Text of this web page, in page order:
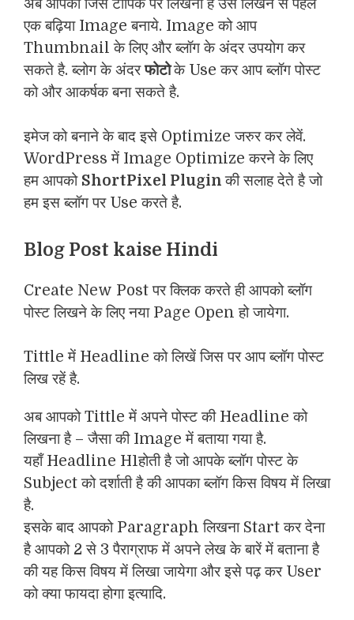
अब आपको जिस टॉपिक पर लिखना है उसे लिखने से पहले
एक बढ़िया Image बनाये. Image को आप
Thumbnail के लिए और ब्लॉग के अंदर उपयोग कर
सकते है. ब्लोग के अंदरफोटोके Use कर आप ब्लॉग पोस्ट
को और आकर्षक बना सकते है.
इमेज को बनाने के बाद इसे Optimize जरुर कर लेवें.
WordPress में Image Optimize करने के लिए
हम आपको ShortPixel Pluginकी सलाह देते है जो
हम इस ब्लॉग पर Use करते है.
Blog Post kaise Hindi
Create New Post पर क्लिक करते ही आपको ब्लॉग
पोस्ट लिखने के लिए नया Page Open हो जायेगा.
Tittle में Headline को लिखें जिस पर आप ब्लॉग पोस्ट
लिख रहें है.
अब आपको Tittle में अपने पोस्ट की Headline को
लिखना है – जैसा की Image में बताया गया है.
यहाँ Headline H1होती है जो आपके ब्लॉग पोस्ट के
Subject को दर्शाती है की आपका ब्लॉग किस विषय में लिखा
है.
इसके बाद आपको Paragraph लिखना Start कर देना
है आपको 2 से 3 पैराग्राफ में अपने लेख के बारें में बताना है
की यह किस विषय में लिखा जायेगा और इसे पढ़ कर User
को क्या फायदा होगा इत्यादि.